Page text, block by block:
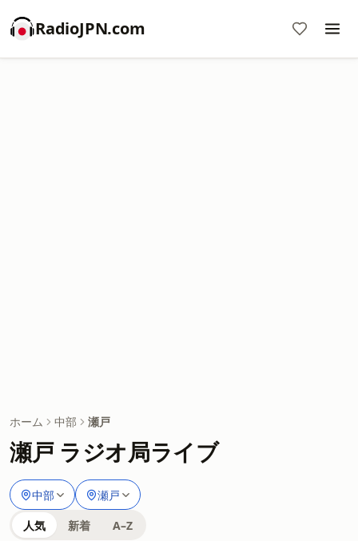
RadioJPN.com
ホーム 中部 瀬戸
瀬戸 ラジオ局ライブ
中部 瀬戸
人気 新着 A–Z